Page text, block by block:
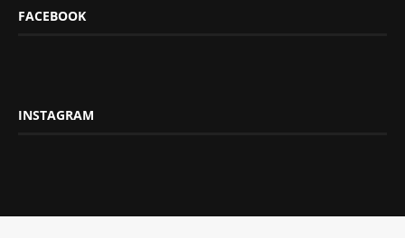
FACEBOOK
INSTAGRAM